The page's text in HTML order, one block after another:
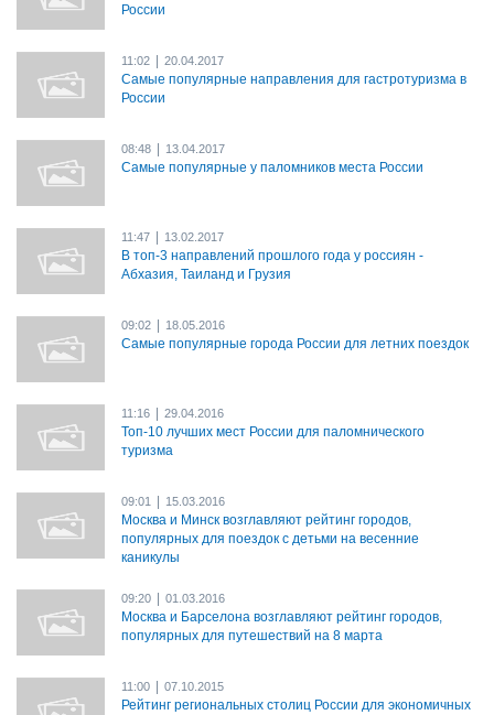
России
11:02 20.04.2017
Самые популярные направления для гастротуризма в
России
08:48 13.04.2017
Самые популярные у паломников места России
11:47 13.02.2017
В топ-3 направлений прошлого года у россиян -
Абхазия, Таиланд и Грузия
09:02 18.05.2016
Самые популярные города России для летних поездок
11:16 29.04.2016
Топ-10 лучших мест России для паломнического
туризма
09:01 15.03.2016
Москва и Минск возглавляют рейтинг городов,
популярных для поездок с детьми на весенние
каникулы
09:20 01.03.2016
Москва и Барселона возглавляют рейтинг городов,
популярных для путешествий на 8 марта
11:00 07.10.2015
Рейтинг региональных столиц России для экономичных